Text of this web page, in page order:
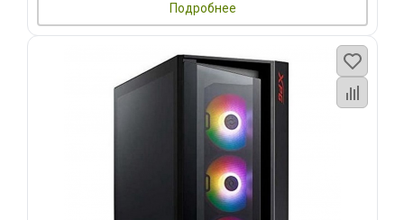
Подробнее